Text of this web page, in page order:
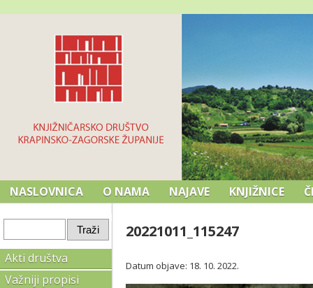
NASLOVNICA O NAMA NAJAVE KNJIŽNICE
Akti društva
Važniji propisi
20221011_115247
Datum objave: 18. 10. 2022.